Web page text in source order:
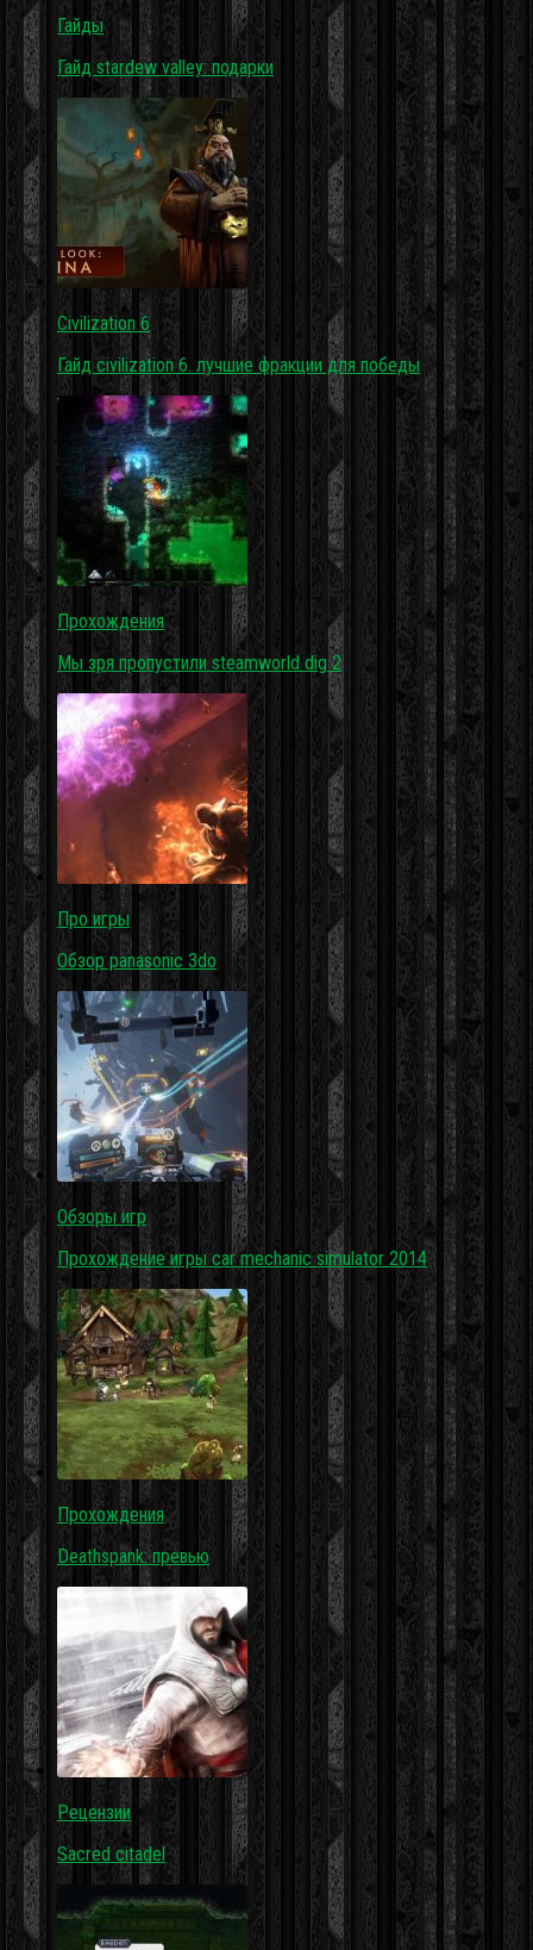
Гайды
Гайд stardew valley: подарки
Civilization 6
Гайд civilization 6. лучшие фракции для победы
Прохождения
Мы зря пропустили steamworld dig 2
Про игры
Обзор panasonic 3do
Обзоры игр
Прохождение игры car mechanic simulator 2014
Прохождения
Deathspank: превью
Рецензии
Sacred citadel